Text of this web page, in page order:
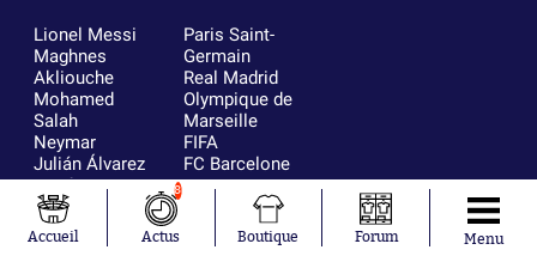
Lionel Messi
Maghnes
Akliouche
Mohamed
Salah
Neymar
Julián Álvarez
Ferrán Torres
Kilian Corredor
Franco
Mastantuono
Paris Saint-
Germain
Real Madrid
Olympique de
Marseille
FIFA
FC Barcelone
Argentine
Olympique
lyonnais
AS Monaco
Accueil
8
Actus Boutique Forum Menu